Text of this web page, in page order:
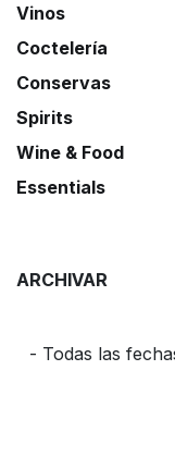
Vinos
Coctelería
Conservas
Spirits
Wine & Food
Essentials
ARCHIVAR